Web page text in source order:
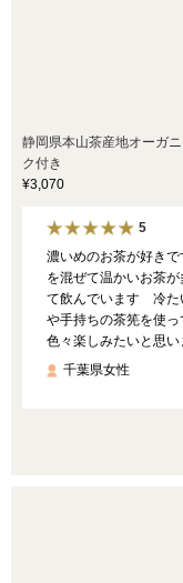
静岡県本山茶産地オーガ
ク付き
¥3,070
5
濃いめのお茶が好き
を混ぜて温かいお茶
て飲んでいます 冷た
や手持ちの茶筅を使
色々楽しみたいと思い
千葉県女性